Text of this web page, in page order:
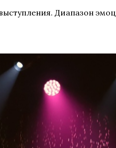
Диапазон